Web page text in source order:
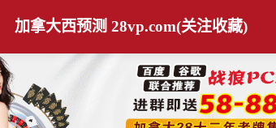
加拿大西预测 28vp.com(关注收藏)